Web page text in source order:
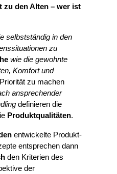
zu den Alten – wer ist
selbstständig in den
zu
wie die gewohnte
Komfort und
zu machen
ansprechender
definieren die
Produktqualitäten.
entwickelte Produkt-
entsprechen dann
den Kriterien des
der